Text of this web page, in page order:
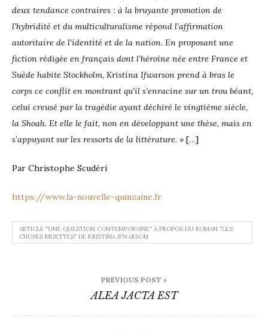
deux tendance contraires : à la bruyante promotion de
l’hybridité et du multiculturalisme répond l’affirmation
autoritaire de l’identité et de la nation. En proposant une
fiction rédigée en français dont l’héroïne née entre France et
Suède habite Stockholm, Kristina Ifwarson prend à bras le
corps ce conflit en montrant qu’il s’enracine sur un trou béant,
celui creusé par la tragédie ayant déchiré le vingtième siècle,
la Shoah. Et elle le fait, non en développant une thèse, mais en
s’appuyant sur les ressorts de la littérature. » […]
Par Christophe Scudéri
https://www.la-nouvelle-quinzaine.fr
ARTICLE "UNE QUESTION CONTEMPORAINE" À PROPOS DU ROMAN "LES
CHOSES MUETTES" DE KRISTINA IFWARSON
l’article
PREVIOUS POST »
ALEA JACTA EST